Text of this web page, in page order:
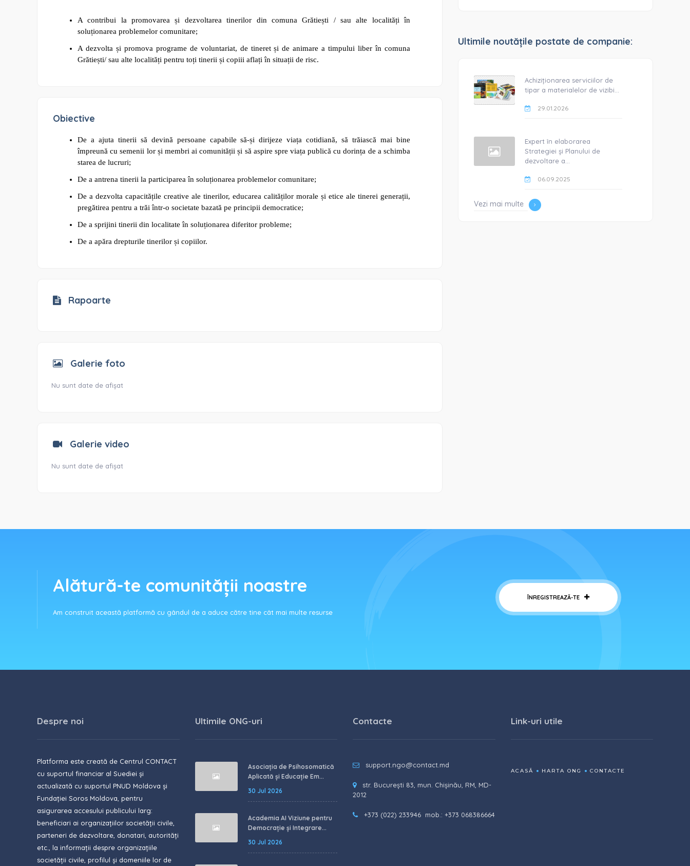
A contribui la promovarea și dezvoltarea tinerilor din comuna Grătiești / sau alte localități în
soluționarea problemelor comunitare;
A dezvolta și promova programe de voluntariat, de tineret și de animare a timpului liber în comuna
Grătiești/ sau alte localități pentru toți tinerii și copiii aflați în situații de risc.
Obiective
De a ajuta tinerii să devină persoane capabile să-și dirijeze viața cotidiană, să trăiască mai bine
împreună cu semenii lor și membri ai comunității și să aspire spre viața publică cu dorința de a schimba
starea de lucruri;
De a antrena tinerii la participarea în soluționarea problemelor comunitare;
De a dezvolta capacitățile creative ale tinerilor, educarea calităților morale și etice ale tinerei generații,
pregătirea pentru a trăi într-o societate bazată pe principii democratice;
De a sprijini tinerii din localitate în soluționarea diferitor probleme;
De a apăra drepturile tinerilor și copiilor.
Rapoarte
Galerie foto
Nu sunt date de afișat
Galerie video
Nu sunt date de afișat
Ultimile noutățile postate de companie:
Achiziționarea serviciilor de
tipar a materialelor de vizibi...
29.01.2026
Expert în elaborarea
Strategiei și Planului de
dezvoltare a...
06.09.2025
Vezi mai multe
Alătură-te comunității noastre
Am construit această platformă cu gândul de a aduce către tine cât mai multe resurse
ÎNREGISTREAZĂ-TE
Despre noi
Platforma este creată de Centrul CONTACT
cu suportul financiar al Suediei și
actualizată cu suportul PNUD Moldova și
Fundației Soros Moldova, pentru
asigurarea accesului publicului larg:
beneficiari ai organizațiilor societății civile,
parteneri de dezvoltare, donatari, autorități
etc., la informații despre organizațiile
societății civile, profilul și domeniile lor de
Ultimile ONG-uri
Asociația de Psihosomatică
Aplicată și Educație Em...
30 Jul 2026
Academia AI Viziune pentru
Democrație și Integrare...
30 Jul 2026
Contacte
support.ngo@contact.md
str. București 83, mun. Chișinău, RM, MD-
2012
+373 (022) 233946 mob.: +373 068386664
Link-uri utile
ACASĂ HARTA ONG CONTACTE